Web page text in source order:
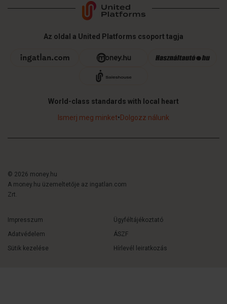
Az oldal a United Platforms csoport tagja
World-class standards with local heart
Ismerj meg minket•Dolgozz nálunk
© 2026 money.hu
A money.hu üzemeltetője az ingatlan.com
Zrt.
Impresszum
Ügyféltájékoztató
Adatvédelem
ÁSZF
Sütik kezelése
Hírlevél leiratkozás